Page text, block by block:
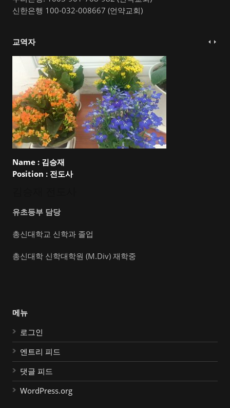
신한은행 100-032-008667 (언약교회)
교역자
Name : 김승재
Position : 전도사
유초등부 담당
총신대학교 신학과 졸업
총신대학 신학대학원 (M.Div) 재학중
메뉴
로그인
엔트리 피드
댓글 피드
WordPress.org